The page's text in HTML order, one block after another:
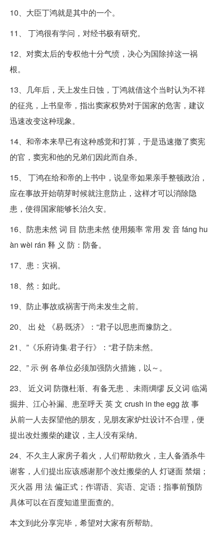
10、大臣丁鸿就是其中的一个。
11、 丁鸿很有学问，对经书极有研究。
12、对窦太后的专权他十分气愤，决心为国除掉这一祸
根。
13、几年后，天上发生日蚀，丁鸿就借这个当时认为不祥
的征兆，上书皇帝，指出窦家权势对于国家的危害，建议
迅速改变这种现象。
14、和帝本来早已有这种感觉和打算，于是迅速撤了窦宪
的官，窦宪和他的兄弟们因此而自杀。
15、 丁鸿在给和帝的上书中，说皇帝如果亲手整顿政治，
应在事故开始萌芽时候就注意防止，这样才可以消除隐
患，使得国家能够长治久安。
16、防患未然 词 目 防患未然 使用频率 常用 发 音 fánɡ hu
àn wèi rán 释 义 防：防备。
17、患：灾祸。
18、然：如此。
19、防止事故或祸害于尚未发生之前。
20、 出 处 《易·既济》：“君子以思患而豫防之。
21、”《乐府诗集·君子行》：“君子防未然。
22、” 示 例 各单位必须加强防火措施，以～。
23、 近义词 防微杜渐、有备无患 、未雨绸缪 反义词 临渴
掘井、江心补漏、患至呼天 英 文 crush in the egg 故 事
从前一人去探望他的朋友，见朋友家炉灶设计不合理，便
提出改灶搬柴的建议，主人没有采纳。
24、不久主人家房子着火，人们帮助救火，主人备酒杀牛
谢客，人们提出应该感谢那个改灶搬柴的人 灯谜面 禁烟；
灭火器 用 法 偏正式；作谓语、宾语、定语；指事前预防
具体可以在百度知道里面查的。
本文到此分享完毕，希望对大家有所帮助。